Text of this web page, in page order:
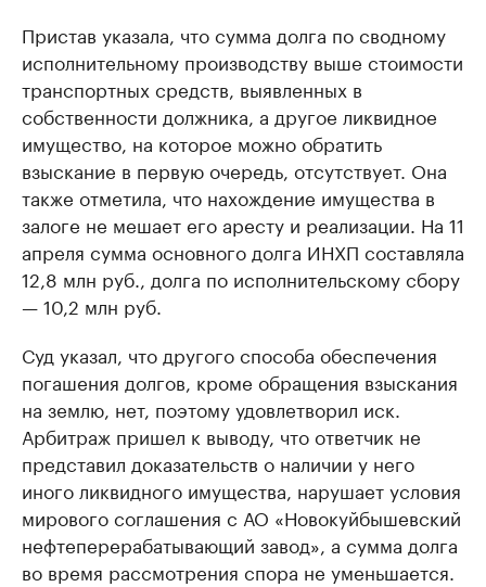
Пристав указала, что сумма долга по сводному
исполнительному производству выше стоимости
транспортных средств, выявленных в
собственности должника, а другое ликвидное
имущество, на которое можно обратить
взыскание в первую очередь, отсутствует. Она
также отметила, что нахождение имущества в
залоге не мешает его аресту и реализации. На 11
апреля сумма основного долга ИНХП составляла
12,8 млн руб., долга по исполнительскому сбору
— 10,2 млн руб.
Суд указал, что другого способа обеспечения
погашения долгов, кроме обращения взыскания
на землю, нет, поэтому удовлетворил иск.
Арбитраж пришел к выводу, что ответчик не
представил доказательств о наличии у него
иного ликвидного имущества, нарушает условия
мирового соглашения с АО «Новокуйбышевский
нефтеперерабатывающий завод», а сумма долга
во время рассмотрения спора не уменьшается.